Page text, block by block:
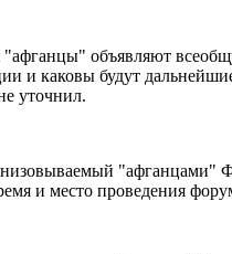
"афганцы" объявляют
и каковы будут
уточнил.
"афганцами"
и место проведения